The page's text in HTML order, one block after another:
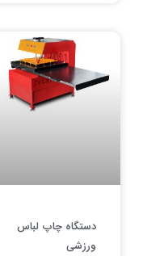
دستگاه چاپ لباس
ورزشی